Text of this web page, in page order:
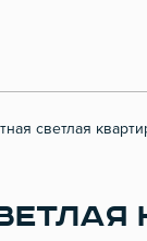
светлая